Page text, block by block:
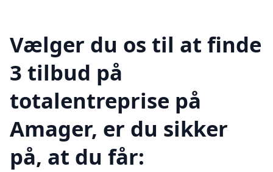
Vælger du os til at finde
3 tilbud på
totalentreprise på
Amager, er du sikker
på, at du får: